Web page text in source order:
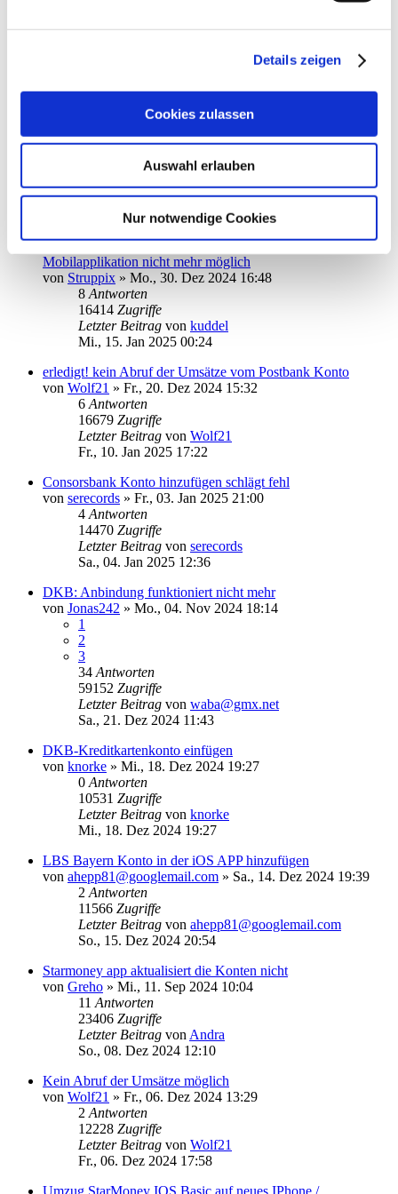
Details zeigen
Cookies zulassen
Auswahl erlauben
Nur notwendige Cookies
Letzter BeitragvonHeiner123
So., 19. Jan 2025 11:08
App hängt nach Start im Fenster TAN-Verfahren fest
Antworten
10634Zugriffe
Letzter BeitragvonJoOerter
Sa., 18. Jan 2025 12:01
DKB-Girokonto-Saldenaktualisierung in der Android-
Mobilapplikation nicht mehr möglich
von Struppix » Mo., 30. Dez 2024 16:48
8 Antworten
16414 Zugriffe
Letzter Beitrag von kuddel
Mi., 15. Jan 2025 00:24
erledigt! kein Abruf der Umsätze vom Postbank Konto
von Wolf21 » Fr., 20. Dez 2024 15:32
6 Antworten
16679 Zugriffe
Letzter Beitrag von Wolf21
Fr., 10. Jan 2025 17:22
Consorsbank Konto hinzufügen schlägt fehl
von serecords » Fr., 03. Jan 2025 21:00
4 Antworten
14470 Zugriffe
Letzter Beitrag von serecords
Sa., 04. Jan 2025 12:36
DKB: Anbindung funktioniert nicht mehr
von Jonas242 » Mo., 04. Nov 2024 18:14
1
2
3
34 Antworten
59152 Zugriffe
Letzter Beitrag von waba@gmx.net
Sa., 21. Dez 2024 11:43
DKB-Kreditkartenkonto einfügen
von knorke » Mi., 18. Dez 2024 19:27
0 Antworten
10531 Zugriffe
Letzter Beitrag von knorke
Mi., 18. Dez 2024 19:27
LBS Bayern Konto in der iOS APP hinzufügen
von ahepp81@googlemail.com » Sa., 14. Dez 2024 19:39
2 Antworten
11566 Zugriffe
Letzter Beitrag von ahepp81@googlemail.com
So., 15. Dez 2024 20:54
Starmoney app aktualisiert die Konten nicht
von Greho » Mi., 11. Sep 2024 10:04
11 Antworten
23406 Zugriffe
Letzter Beitrag von Andra
So., 08. Dez 2024 12:10
Kein Abruf der Umsätze möglich
von Wolf21 » Fr., 06. Dez 2024 13:29
2 Antworten
12228 Zugriffe
Letzter Beitrag von Wolf21
Fr., 06. Dez 2024 17:58